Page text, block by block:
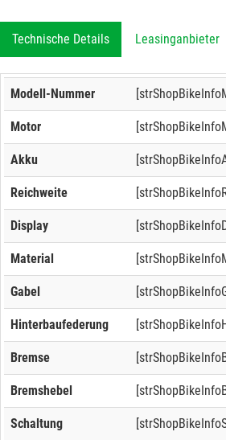
Technische Details Leasinganbieter
Modell-Nummer
Motor
Akku
Reichweite
Display
Material
Gabel
Hinterbaufederung
Bremse
Bremshebel
Schaltung